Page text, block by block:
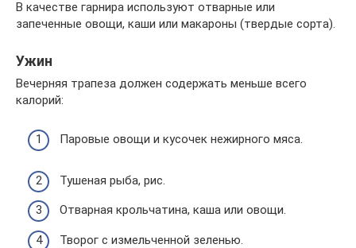
В качестве гарнира используют отварные или
запеченные овощи, каши или макароны (твердые сорта).
Ужин
Вечерняя трапеза должен содержать меньше всего
калорий:
Паровые овощи и кусочек нежирного мяса.
Тушеная рыба, рис.
Отварная крольчатина, каша или овощи.
Творог с измельченной зеленью.